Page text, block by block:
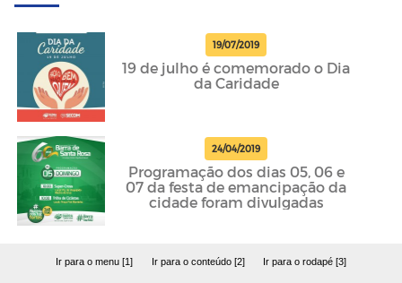
19/07/2019
19 de julho é comemorado o Dia
da Caridade
24/04/2019
Programação dos dias 05, 06 e
07 da festa de emancipação da
cidade foram divulgadas
Ir para o menu [1] Ir para o conteúdo [2] Ir para o rodapé [3]